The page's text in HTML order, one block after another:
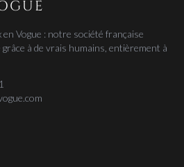
en Vogue : notre société française
à de vrais humains, entièrement à